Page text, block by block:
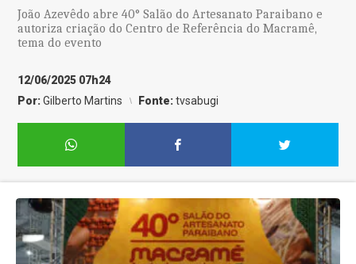
João Azevêdo abre 40° Salão do Artesanato Paraibano e
autoriza criação do Centro de Referência do Macramê,
tema do evento
12/06/2025 07h24
Por:Gilberto Martins Fonte:tvsabugi